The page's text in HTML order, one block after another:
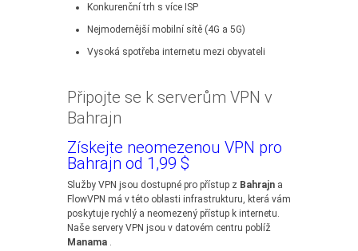
Konkurenční trh s více ISP
Nejmodernější mobilní sítě (4G a 5G)
Vysoká spotřeba internetu mezi obyvateli
Připojte se k serverům VPN v
Bahrajn
Získejte neomezenou VPN pro
Bahrajn od 1,99 $
Služby VPN jsou dostupné pro přístup z Bahrajn a
FlowVPN má v této oblasti infrastrukturu, která vám
poskytuje rychlý a neomezený přístup k internetu.
Naše servery VPN jsou v datovém centru poblíž
Manama .